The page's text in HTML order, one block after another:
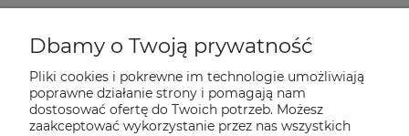
Moje konto
Płatności i dostawa
Dbamy o Twoją prywatność
Pliki cookies i pokrewne im technologie umożliwiają
poprawne działanie strony i pomagają nam
dostosować ofertę do Twoich potrzeb. Możesz
zaakceptować wykorzystanie przez nas wszystkich